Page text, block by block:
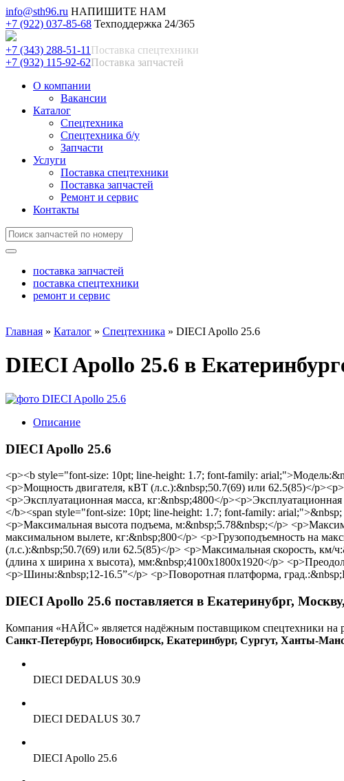
info@sth96.ru НАПИШИТЕ НАМ
+7 (922) 037-85-68 Техподдержка 24/365
+7 (343) 288-51-11 Поставка спецтехники
+7 (932) 115-92-62Поставка запчастей
О компании
Вакансии
Каталог
Спецтехника
Спецтехника б/у
Запчасти
Услуги
Поставка спецтехники
Поставка запчастей
Ремонт и сервис
Контакты
поставка запчастей
поставка спецтехники
ремонт и сервис
Главная » Каталог » Спецтехника » DIECI Apollo 25.6
DIECI Apollo 25.6 в
Описание
DIECI Apollo 25.6
<p><b style="font-size: 10pt; line-height: 1.7; font-family:
<p>Мощность двигателя, кВТ (л.с.):&nbsp;50.7(69) или 62.5(85)</
<p>Эксплуатационная масса, кг:&nbsp;4800</
</b><span style="font-size: 10pt; line-height: 1.7; font-family:
<p>Максимальная высота подъема, м:&nbsp;5.78&nbsp;</p>
максимальном вылете, кг:&nbsp;800</p> <p>Грузоподъемность на
(л.с.):&nbsp;50.7(69) или 62.5(85)</p> <p>Максимальная скорость, км/
(длина х ширина х высота), мм:&nbsp;4100x1800x1920</p>
<p>Шины:&nbsp;12-16.5”</p> <p>Поворотная платформа,
DIECI Apollo 25.6 поставляется в Екатеринубрг,
Компания «НАЙС» является надёжным поставщиком спецтехники на
Санкт-Петербург, Новосибирск, Екатеринбург, Сургут, Ханты-
DIECI DEDALUS 30.9
DIECI DEDALUS 30.7
DIECI Apollo 25.6